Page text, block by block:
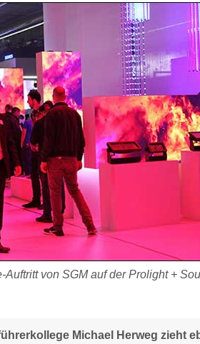
Auftritt von SGM auf der Prolight +
Michael Herweg zieht